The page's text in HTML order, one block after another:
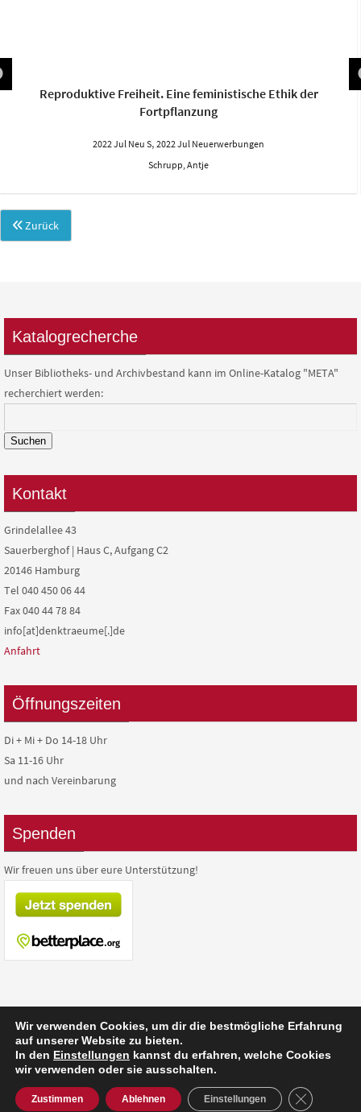
Reproduktive Freiheit. Eine feministische Ethik der
Fortpflanzung
2022 Jul Neu S, 2022 Jul Neuerwerbungen
Schrupp, Antje
Zurück
Katalogrecherche
Unser Bibliotheks- und Archivbestand kann im Online-Katalog "META"
recherchiert werden:
Suchen
Kontakt
Grindelallee 43
Sauerberghof | Haus C, Aufgang C2
20146 Hamburg
Tel 040 450 06 44
Fax 040 44 78 84
info[at]denktraeume[.]de
Anfahrt
Öffnungszeiten
Di + Mi + Do 14-18 Uhr
Sa 11-16 Uhr
und nach Vereinbarung
Spenden
Wir freuen uns über eure Unterstützung!
Präsentiert vonNirvana&WordPress.
Wir verwenden Cookies, um dir die bestmögliche Erfahrung
auf unserer Website zu bieten.
In den Einstellungen kannst du erfahren, welche Cookies
wir verwenden oder sie ausschalten.
Zustimmen Ablehnen Einstellungen GDPR